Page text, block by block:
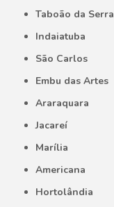
Taboão da Serra
Indaiatuba
São Carlos
Embu das Artes
Araraquara
Jacareí
Marília
Americana
Hortolândia